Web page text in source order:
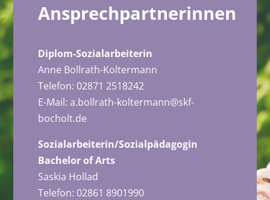
Ansprechpartnerinnen
Diplom-Sozialarbeiterin
Anne Bollrath-Koltermann
Telefon: 02871 2518242
E-Mail: a.bollrath-koltermann@skf-
bocholt.de
Sozialarbeiterin/Sozialpädagogin
Bachelor of Arts
Saskia Hollad
Telefon: 02861 8901990